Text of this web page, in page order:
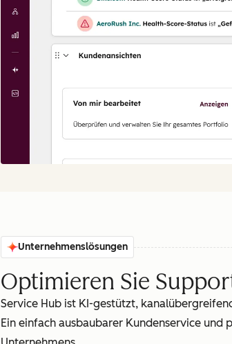
Unternehmenslösungen
Optimieren Sie
Service Hub ist KI-gestützt,
Ein einfach ausbaubarer Kundenservice